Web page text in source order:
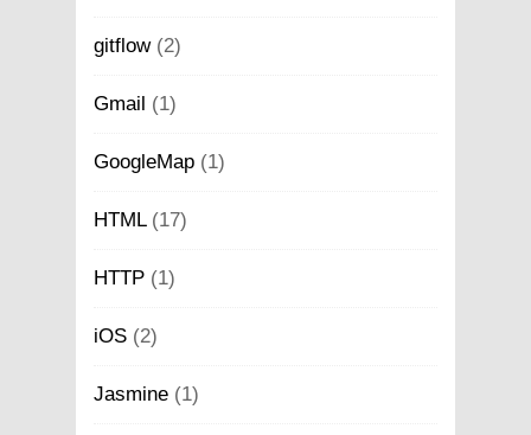
gitflow(2)
Gmail (1)
GoogleMap (1)
HTML(17)
HTTP (1)
iOS (2)
Jasmine (1)